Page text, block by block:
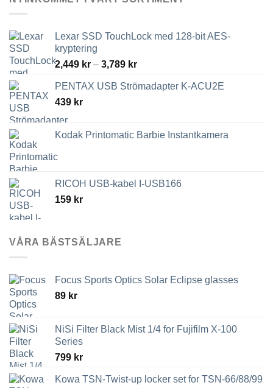
på
produktsidan
Lexar SSD TouchLock med 128-bit AES-
kryptering
2,449 kr – 3,789 krPrisintervall:
till
PENTAX USB Strömadapter K-ACU2E
439 kr
Kodak Printomatic Barbie Instantkamera
RICOH USB-kabel I-USB166
159 kr
VÅRA BÄSTSÄLJARE
Focus Sports Optics Solar Eclipse glasses
89 kr
NiSi Filter Black Mist 1/4 for Fujifilm X-100
Series
799 kr
Kowa TSN-Twist-up locker set for TSN-66/88/99